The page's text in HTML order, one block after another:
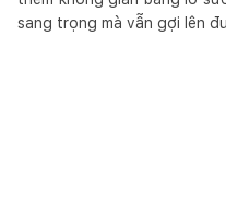
sang trọng mà vẫn gợi lên